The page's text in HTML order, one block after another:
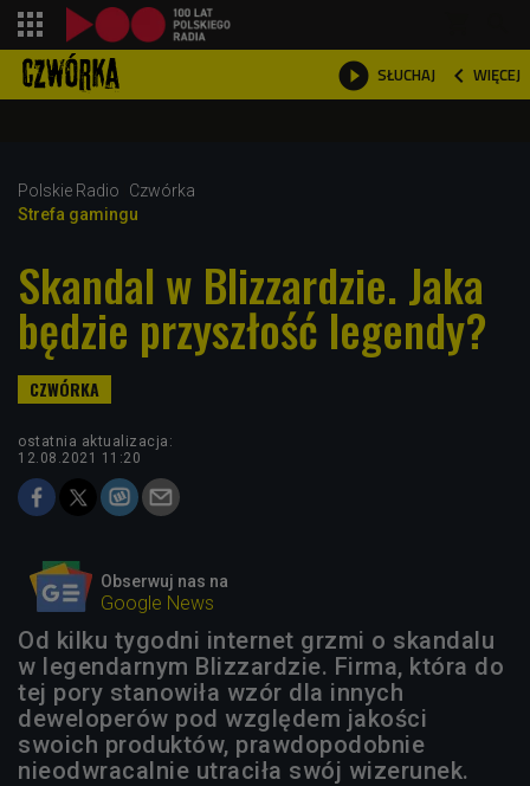
 SŁUCHAJ  WIĘCEJ

Polskie Radio
Czwórka
Strefa gamingu
Skandal w Blizzardzie. Jaka
będzie przyszłość legendy?
ostatnia aktualizacja:
12.08.2021 11:20
Obserwuj nas na
Google News
Od kilku tygodni internet grzmi o skandalu
w legendarnym Blizzardzie. Firma, która do
tej pory stanowiła wzór dla innych
deweloperów pod względem jakości
swoich produktów, prawdopodobnie
nieodwracalnie utraciła swój wizerunek.